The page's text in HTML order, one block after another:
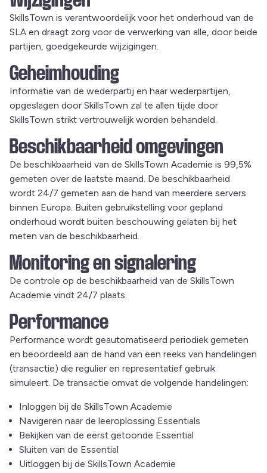
SkillsTown is verantwoordelijk voor het onderhoud van de
SLA en draagt zorg voor de verwerking van alle, door beide
partijen, goedgekeurde wijzigingen.
Geheimhouding
Informatie van de wederpartij en haar wederpartijen,
opgeslagen door SkillsTown zal te allen tijde door
SkillsTown strikt vertrouwelijk worden behandeld.
Beschikbaarheid omgevingen
De beschikbaarheid van de SkillsTown Academie is 99,5%
gemeten over de laatste maand. De beschikbaarheid
wordt 24/7 gemeten aan de hand van meerdere servers
binnen Europa. Buiten gebruikstelling voor gepland
onderhoud wordt buiten beschouwing gelaten bij het
meten van de beschikbaarheid.
Monitoring en signalering
De controle op de beschikbaarheid van de SkillsTown
Academie vindt 24/7 plaats.
Performance
Performance wordt geautomatiseerd periodiek gemeten
en beoordeeld aan de hand van een reeks van handelingen
(transactie) die regulier en representatief gebruik
simuleert. De transactie omvat de volgende handelingen:
Inloggen bij de SkillsTown Academie
Navigeren naar de leeroplossing Essentials
Bekijken van de eerst getoonde Essential
Sluiten van de Essential
Uitloggen bij de SkillsTown Academie